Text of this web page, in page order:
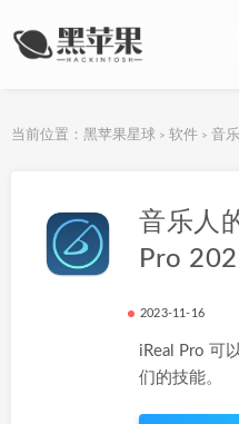
当前位置： 黑苹果星球 > 软件 > 音
音乐人
Pro
2023-11-16
iReal Pro 可
们的技能。